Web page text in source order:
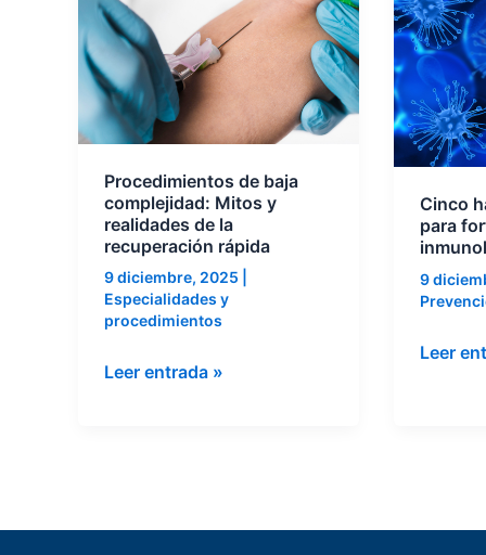
Procedimientos de baja
complejidad: Mitos y
realidades de la
recuperación rápida
9 diciembre, 2025
Especialidades y
procedimientos
baja
complejidad:
Mitos
y
realidades
la
recuperación
rápida
Leer entrada »
Cinco
para
9
para
tu
sistema
Leer